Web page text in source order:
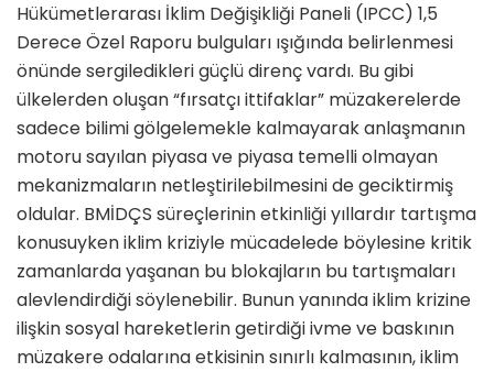
Hükümetlerarası İklim Değişikliği Paneli (IPCC) 1,5
Derece Özel Raporu bulguları ışığında belirlenmesi
önünde sergiledikleri güçlü direnç vardı. Bu gibi
ülkelerden oluşan “fırsatçı ittifaklar” müzakerelerde
sadece bilimi gölgelemekle kalmayarak anlaşmanın
motoru sayılan piyasa ve piyasa temelli olmayan
mekanizmaların netleştirilebilmesini de geciktirmiş
oldular. BMİDÇS süreçlerinin etkinliği yıllardır tartışma
konusuyken iklim kriziyle mücadelede böylesine kritik
zamanlarda yaşanan bu blokajların bu tartışmaları
alevlendirdiği söylenebilir. Bunun yanında iklim krizine
ilişkin sosyal hareketlerin getirdiği ivme ve baskının
müzakere odalarına etkisinin sınırlı kalmasının, iklim